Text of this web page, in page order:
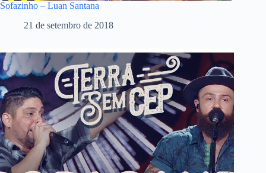
Sofazinho – Luan Santana
21 de setembro de 2018